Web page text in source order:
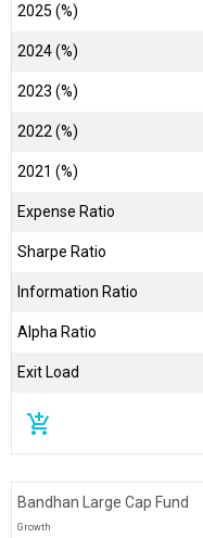
2025 (%)
2024 (%)
2023 (%)
2022 (%)
2021 (%)
Expense Ratio
Sharpe Ratio
Information Ratio
Alpha Ratio
Exit Load
add_shopping_cart
Bandhan Large Cap Fund
Growth